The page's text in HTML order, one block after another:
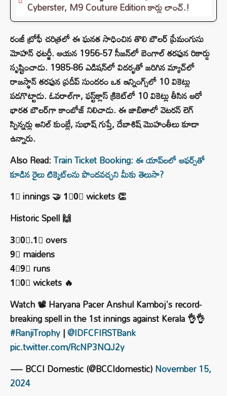
Cyberster, M9 Couture Edition కార్లు లాంచ్.!
రంజీ ట్రోఫీ చరిత్రలో ఈ ఘనత సాధించిన తొలి బౌలర్ ప్రేమంగుసు
మోహన్ ఛటర్జీ. ఆయన 1956-57 సీజన్‌లో బెంగాల్ తరఫున రికార్డు
సృష్టించాడు. 1985-86 ఎడిషన్‌లో విదర్భతో జరిగిన మ్యాచ్‌లో
రాజస్థాన్ తరఫున ప్రదీప్ సుందరం ఒక ఇన్నింగ్స్‌లో 10 వికెట్లు
పడగొట్టాడు. ఓవరాల్‌గా, ఫస్ట్‌క్లాస్ క్రికెట్‌లో 10 వికెట్లు తీసిన ఆరో
భారత బౌలర్‌గా కాంబోజ్ నిలిచాడు. ఈ జాబితాలో వెటరన్ లెగ్
స్పిన్నర్లు అనిల్ కుంబ్లే, సుభాష్ గుప్తే, దేబాశిష్ మొహంతీలు కూడా
ఉన్నారు.
Also Read:Train Ticket Booking: ఈ యాప్‌లలో ఆఫర్స్‭తో
కూడిన రైలు టిక్కెట్‌లను పొందవచ్చని మీకు తెలుసా?
1⃣ innings 🤝 1⃣0⃣ wickets 👏
Historic Spell 🙌
3⃣0⃣.1⃣ overs
9⃣ maidens
4⃣9⃣ runs
1⃣0⃣ wickets 🔥
Watch 📽️ Haryana Pacer Anshul Kamboj's record-
breaking spell in the 1st innings against Kerala 👌👌
#RanjiTrophy|@IDFCFIRSTBank
pic.twitter.com/RcNP3NQJ2y
— BCCI Domestic (@BCCIdomestic)November 15,
2024